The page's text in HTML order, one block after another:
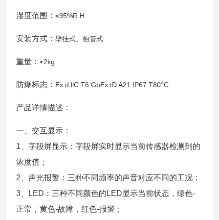
湿度范围：≤95%R.H
安装方式：壁挂式、抱管式
重量：≤2kg
防爆标志： Ex d llC T6 GbEx tD A21 IP67 T80°C
产品详情描述：
一、交互显示：
1、字段屏显示：字段屏实时显示当前传感器检测到的
浓度值；
2、声光报警：三种不同频率的声音对应不同的工况；
3、LED：三种不同颜色的LED显示当前状态，绿色-
正常，黄色-故障，红色-报警；